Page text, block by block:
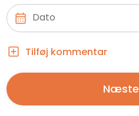
Tilføj kommentar
Næste